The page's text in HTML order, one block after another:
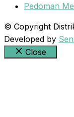
Pedoman
© Copyright
Developed by
Close